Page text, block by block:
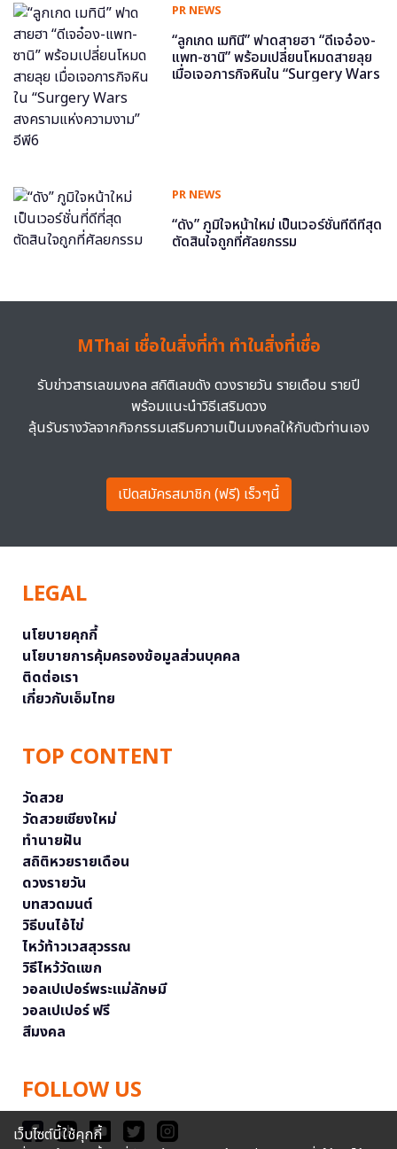
PR NEWS
“ลูกเกด เมทินี” ฟาดสายฮา “ดีเจอ๋อง-
แพท-ซานิ” พร้อมเปลี่ยนโหมดสายลุย
เมื่อเจอภารกิจหินใน “Surgery Wars
PR NEWS
“ดัง” ภูมิใจหน้าใหม่ เป็นเวอร์ชั่นที่ดีที่สุด
ตัดสินใจถูกที่ศัลยกรรม
MThai เชื่อในสิ่งที่ทำ ทำในสิ่งที่เชื่อ
รับข่าวสารเลขมงคล สถิติเลขดัง ดวงรายวัน รายเดือน รายปี
พร้อมแนะนำวิธีเสริมดวง
ลุ้นรับรางวัลจากกิจกรรมเสริมความเป็นมงคลให้กับตัวท่านเอง
เปิดสมัครสมาชิก (ฟรี) เร็วๆนี้
LEGAL
นโยบายคุกกี้
นโยบายการคุ้มครองข้อมูลส่วนบุคคล
ติดต่อเรา
เกี่ยวกับเอ็มไทย
TOP CONTENT
วัดสวย
วัดสวยเชียงใหม่
ทำนายฝัน
สถิติหวยรายเดือน
ดวงรายวัน
บทสวดมนต์
วิธีบนไอ้ไข่
ไหว้ท้าวเวสสุวรรณ
วิธีไหว้วัดแขก
วอลเปเปอร์พระแม่ลักษมี
วอลเปเปอร์ ฟรี
สีมงคล
FOLLOW US
เว็บไซต์นี้ใช้คุกกี้